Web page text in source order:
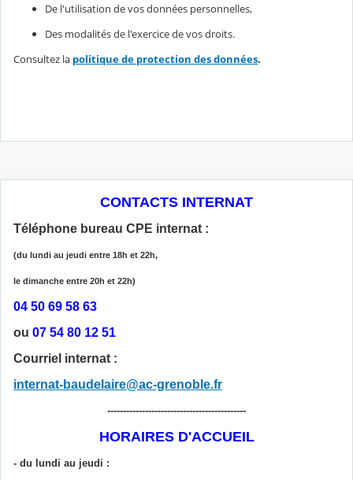
De l'utilisation de vos données personnelles,
Des modalités de l'exercice de vos droits.
Consultez la politique de protection des données.
CONTACTS INTERNAT
Téléphone bureau CPE internat :
(du lundi au jeudi entre 18h et 22h,
le dimanche entre 20h et 22h)
04 50 69 58 63
ou 07 54 80 12 51
Courriel internat :
internat-baudelaire@ac-grenoble.fr
--------------------------------------------
HORAIRES D'ACCUEIL
- du lundi au jeudi :